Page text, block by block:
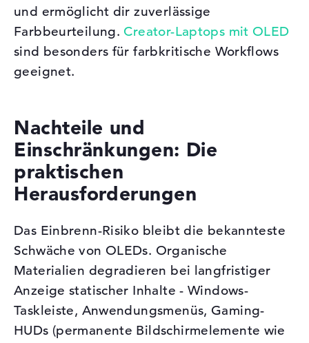
und ermöglicht dir zuverlässige
Farbbeurteilung. Creator-Laptops mit OLED
sind besonders für farbkritische Workflows
geeignet.
Nachteile und
Einschränkungen: Die
praktischen
Herausforderungen
Das Einbrenn-Risiko bleibt die bekannteste
Schwäche von OLEDs. Organische
Materialien degradieren bei langfristiger
Anzeige statischer Inhalte - Windows-
Taskleiste, Anwendungsmenüs, Gaming-
HUDs (permanente Bildschirmelemente wie